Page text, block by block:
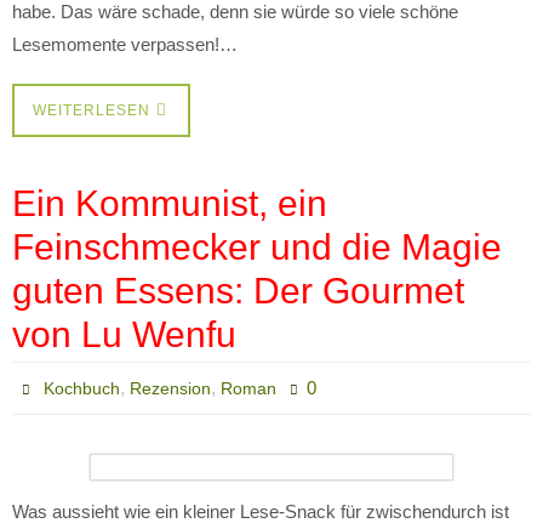
habe. Das wäre schade, denn sie würde so viele schöne
Lesemomente verpassen!…
WEITERLESEN
Ein Kommunist, ein
Feinschmecker und die Magie
guten Essens: Der Gourmet
von Lu Wenfu
Kochbuch, Rezension, Roman 0
Was aussieht wie ein kleiner Lese-Snack für zwischendurch ist